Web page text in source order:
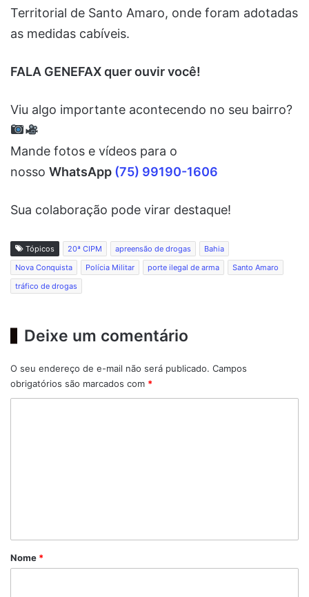
Territorial de Santo Amaro, onde foram adotadas
as medidas cabíveis.
FALA GENEFAX quer ouvir você!
Viu algo importante acontecendo no seu bairro?
Mande fotos e vídeos para o
nosso WhatsApp (75) 99190-1606
Sua colaboração pode virar destaque!
Tópicos 20ª CIPM apreensão de drogas
Bahia
Nova Conquista
Polícia Militar porte ilegal de arma
Santo Amaro
tráfico de drogas
Deixe um comentário
O seu endereço de e-mail não será publicado. Campos
obrigatórios são marcados com *
rNome *